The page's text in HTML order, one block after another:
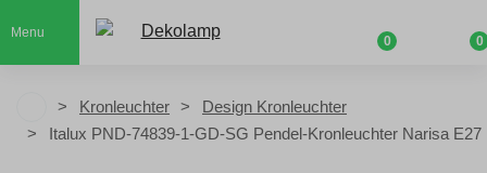
Menu
0 0
Kronleuchter
Design Kronleuchter
Italux PND-74839-1-GD-SG Pendel-Kronleuchter Narisa E27